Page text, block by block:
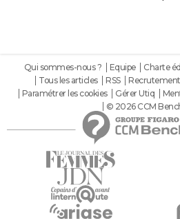
Qui sommes-nous ? Equipe Charte
Tous les articles
RSS Recrutement
Paramétrer les cookies
Gérer Utiq
© 2026 CCM